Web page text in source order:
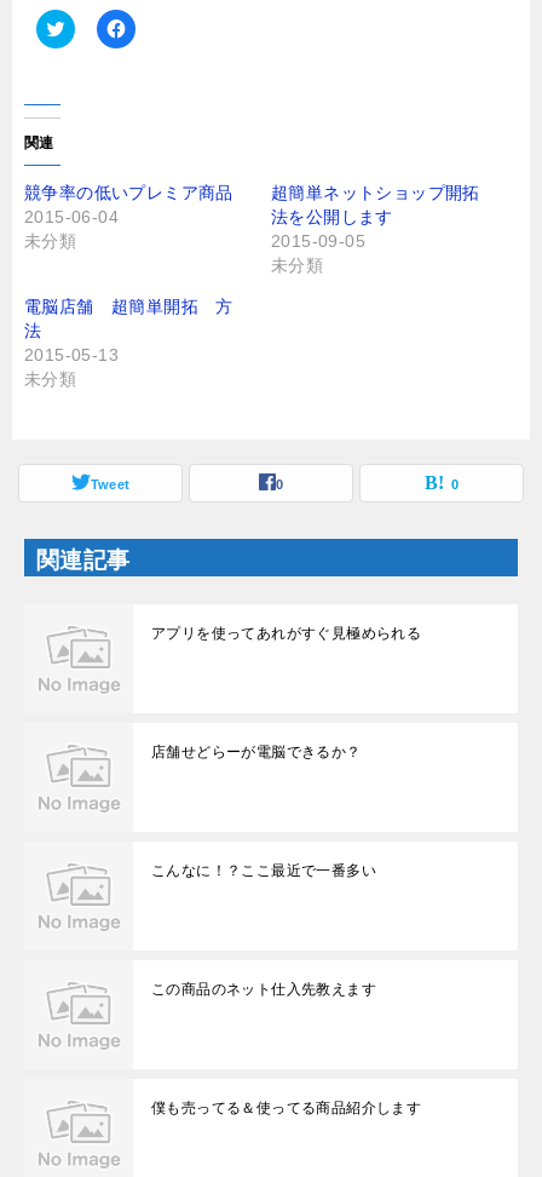
ク
し
て
T
i
t
t
e
r
で
(
新
い
ウ
ィ
ン
き
す
F
共
有
す
リ
ッ
し
て
し
い
ウ
ン
ド
ウ
で
ま
す
)
関連
競争率の低いプレミア商品
2015-06-04
未分類
超簡単ネットショップ開拓
法を公開します
2015-09-05
未分類
電脳店舗 超簡単開拓 方
法
2015-05-13
未分類
Tweet 0 0
関連記事
アプリを使ってあれがすぐ見極められる
店舗せどらーが電脳できるか？
こんなに！？ここ最近で一番多い
この商品のネット仕入先教えます
僕も売ってる＆使ってる商品紹介します